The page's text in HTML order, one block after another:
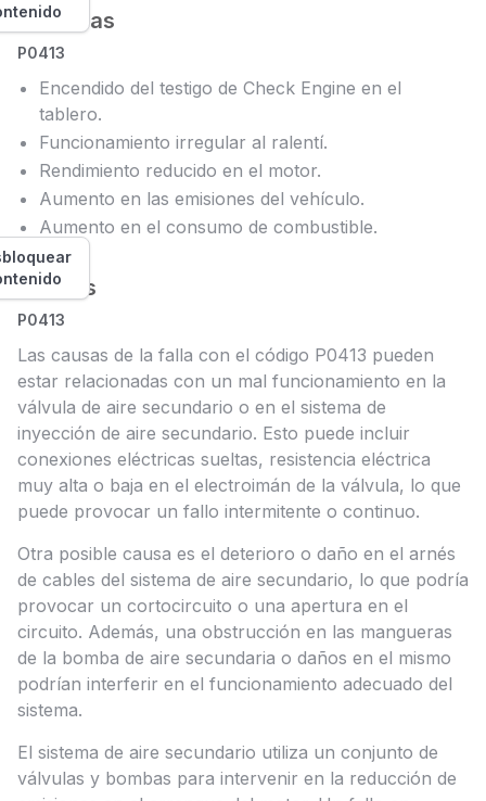
Síntomas
P0413
Encendido del testigo de Check Engine en el
tablero.
Funcionamiento irregular al ralentí.
Rendimiento reducido en el motor.
Aumento en las emisiones del vehículo.
Aumento en el consumo de combustible.
Causas
P0413
Las causas de la falla con el código P0413 pueden
estar relacionadas con un mal funcionamiento en la
válvula de aire secundario o en el sistema de
inyección de aire secundario. Esto puede incluir
conexiones eléctricas sueltas, resistencia eléctrica
muy alta o baja en el electroimán de la válvula, lo que
puede provocar un fallo intermitente o continuo.
Otra posible causa es el deterioro o daño en el arnés
de cables del sistema de aire secundario, lo que podría
provocar un cortocircuito o una apertura en el
circuito. Además, una obstrucción en las mangueras
de la bomba de aire secundaria o daños en el mismo
podrían interferir en el funcionamiento adecuado del
sistema.
El sistema de aire secundario utiliza un conjunto de
válvulas y bombas para intervenir en la reducción de